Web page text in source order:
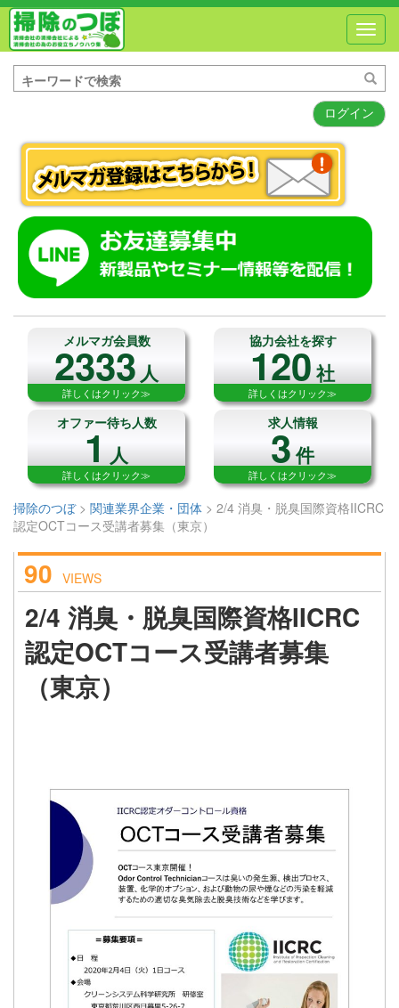
ログイン
メルマガ会員数
2333人
詳しくはクリック≫
協力会社を探す
120社
詳しくはクリック≫
オファー待ち人数
1人
詳しくはクリック≫
求人情報
3件
詳しくはクリック≫
掃除のつぼ> 関連業界企業・団体 > 2/4 消臭・脱臭国際資格IICRC
認定OCTコース受講者募集（東京）
90 VIEWS
2/4 消臭・脱臭国際資格IICRC
認定OCTコース受講者募集
（東京）